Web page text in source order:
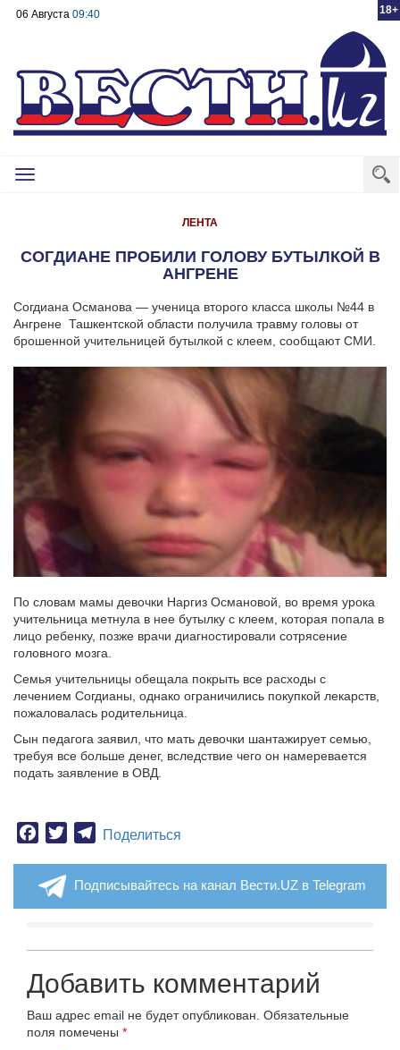
18+
06 Августа 09:40
Toggle
ЛЕНТА
СОГДИАНЕ ПРОБИЛИ ГОЛОВУ БУТЫЛКОЙ В
АНГРЕНЕ
Согдиана Османова — ученица второго класса школы №44 в
Ангрене Ташкентской области получила травму головы от
брошенной учительницей бутылкой с клеем, сообщают СМИ.
По словам мамы девочки Наргиз Османовой, во время урока
учительница метнула в нее бутылку с клеем, которая попала в
лицо ребенку, позже врачи диагностировали сотрясение
головного мозга.
Семья учительницы обещала покрыть все расходы с
лечением Согдианы, однако ограничились покупкой лекарств,
пожаловалась родительница.
Сын педагога заявил, что мать девочки шантажирует семью,
требуя все больше денег, вследствие чего он намеревается
подать заявление в ОВД.
Facebook
TwitterTelegram
Поделиться
Подписывайтесь на канал Вести.UZ в Telegram
Добавить комментарий
Ваш адрес email не будет опубликован. Обязательные
поля помечены *